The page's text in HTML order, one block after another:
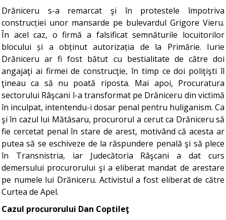
Drăniceru s-a remarcat şi în protestele împotriva
construcției unor mansarde pe bulevardul Grigore Vieru.
În acel caz, o firmă a falsificat semnăturile locuitorilor
blocului și a obținut autorizația de la Primărie. Iurie
Drăniceru ar fi fost bătut cu bestialitate de către doi
angajaţi ai firmei de construcţie, în timp ce doi poliţişti îl
ţineau ca să nu poată riposta. Mai apoi, Procuratura
sectorului Râşcani l-a transformat pe Drăniceru din victimă
în inculpat, intentendu-i dosar penal pentru huliganism. Ca
şi în cazul lui Mătăsaru, procurorul a cerut ca Drăniceru să
fie cercetat penal în stare de arest, motivând că acesta ar
putea să se eschiveze de la răspundere penală şi să plece
în Transnistria, iar Judecătoria Râşcani a dat curs
demersului procurorului şi a eliberat mandat de arestare
pe numele lui Drăniceru. Activistul a fost eliberat de către
Curtea de Apel.
Cazul procurorului Dan Coptileţ